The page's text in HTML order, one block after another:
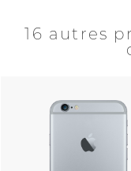
16 autres